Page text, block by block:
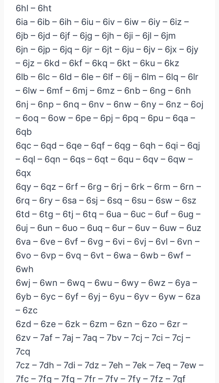
6hl – 6ht
6ia – 6ib – 6ih – 6iu – 6iv – 6iw – 6iy – 6iz –
6jb – 6jd – 6jf – 6jg – 6jh – 6ji – 6jl – 6jm
6jn – 6jp – 6jq – 6jr – 6jt – 6ju – 6jv – 6jx – 6jy
– 6jz – 6kd – 6kf – 6kq – 6kt – 6ku – 6kz
6lb – 6lc – 6ld – 6le – 6lf – 6lj – 6lm – 6lq – 6lr
– 6lw – 6mf – 6mj – 6mz – 6nb – 6ng – 6nh
6nj – 6np – 6nq – 6nv – 6nw – 6ny – 6nz – 6oj
– 6oq – 6ow – 6pe – 6pj – 6pq – 6pu – 6qa –
6qb
6qc – 6qd – 6qe – 6qf – 6qg – 6qh – 6qi – 6qj
– 6ql – 6qn – 6qs – 6qt – 6qu – 6qv – 6qw –
6qx
6qy – 6qz – 6rf – 6rg – 6rj – 6rk – 6rm – 6rn –
6rq – 6ry – 6sa – 6sj – 6sq – 6su – 6sw – 6sz
6td – 6tg – 6tj – 6tq – 6ua – 6uc – 6uf – 6ug –
6uj – 6un – 6uo – 6uq – 6ur – 6uv – 6uw – 6uz
6va – 6ve – 6vf – 6vg – 6vi – 6vj – 6vl – 6vn –
6vo – 6vp – 6vq – 6vt – 6wa – 6wb – 6wf –
6wh
6wj – 6wn – 6wq – 6wu – 6wy – 6wz – 6ya –
6yb – 6yc – 6yf – 6yj – 6yu – 6yv – 6yw – 6za
– 6zc
6zd – 6ze – 6zk – 6zm – 6zn – 6zo – 6zr –
6zv – 7af – 7aj – 7aq – 7bv – 7cj – 7ci – 7cj –
7cq
7cz – 7dh – 7di – 7dz – 7eh – 7ek – 7eq – 7ew –
7fc – 7fg – 7fq – 7fr – 7fv – 7fy – 7fz – 7gf